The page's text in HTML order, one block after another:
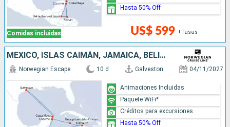
Comidas incluidas US$ 599 +Tasas
Hasta 50% Off
MÉXICO, ISLAS CAIMÁN, JAMAICA, BELICE, ESTADOS UNIDOS
Norwegian Escape 10 d Galveston 04/11/2027
Animaciones Incluidas
Paquete WiFi*
Créditos para excursiones
Hasta 50% Off